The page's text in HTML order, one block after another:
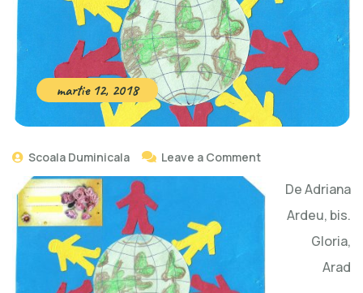
martie 12, 2018
Scoala Duminicala Leave a Comment
De Adriana
Ardeu, bis.
Gloria,
Arad